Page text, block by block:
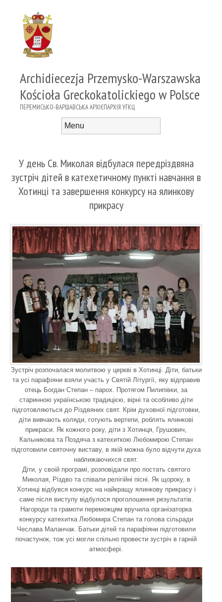
Archidiecezja Przemysko-Warszawska
Kościoła Greckokatolickiego w Polsce
ПЕРЕМИСЬКО-ВАРШАВСЬКА АРХІЄПАРХІЯ УГКЦ
У день Св. Миколая відбулася передріздвяна
зустріч дітей в катехетичному пункті навчання в
Хотинці та завершення конкурсу на ялинкову
прикрасу
Зустріч розпочалася молитвою у церкві в Хотинці. Діти, батьки
та усі парафіяни взяли участь у Святій Літургії, яку відправив
отець Богдан Степан – парох. Протягом Пилипівки, за
старинною українською традицією, вірні та особливо діти
підготовляються до Різдвяних свят. Крім духовної підготовки,
діти вивчають коляди, готують вертепи, роблять ялинкові
прикраси. Як кожного року, діти з Хотинця, Грушович,
Кальникова та Поздяча з катехиткою Любомирою Степан
підготовили святочну виставу, в якій можна було відчути духа
наближаючихся свят.
Діти, у своій програмі, розповідали про постать святого
Миколая, Різдво та співали релігійні пісні. Як щороку, в
Хотинці відбувся конкурс на найкращу ялинкову прикрасу і
саме після виступу відбулося проголошення результатів.
Нагороди та грамоти переможцям вручила організаторка
конкурсу катехитка Любомира Степан та голова сільради
Чеслава Маланчак. Батьки дітей та парафіяни підготовили
почастунок, тож усі могли спільно провести зустріч в гарній
атмосфері.